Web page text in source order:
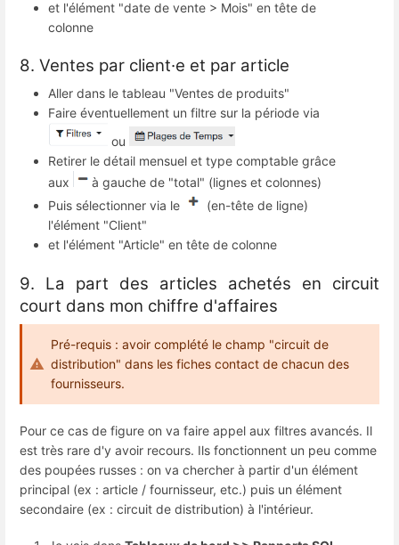
et l'élément "date de vente > Mois" en tête de
colonne
8. Ventes par client·e et par article
Aller dans le tableau "Ventes de produits"
Faire éventuellement un filtre sur la période via
ou
Retirer le détail mensuel et type comptable grâce
aux
à gauche de "total" (lignes et colonnes)
Puis sélectionner via le
(en-tête de ligne)
l'élément "Client"
et l'élément "Article" en tête de colonne
9. La part des articles achetés en circuit
court dans mon chiffre d'affaires
Pré-requis : avoir complété le champ "circuit de
distribution" dans les fiches contact de chacun des
fournisseurs.
Pour ce cas de figure on va faire appel aux filtres avancés. Il
est très rare d'y avoir recours. Ils fonctionnent un peu comme
des poupées russes : on va chercher à partir d'un élément
principal (ex : article / fournisseur, etc.) puis un élément
secondaire (ex : circuit de distribution) à l'intérieur.